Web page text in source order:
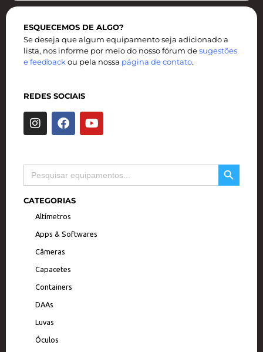
ESQUECEMOS DE ALGO?
Se deseja que algum equipamento seja adicionado a
lista, nos informe por meio do nosso fórum de sugestões
e feedback ou pela nossa página de contato.
REDES SOCIAIS
I
n
a
g
r
a
m
F
a
b
o
o
k
Y
o
u
b
e
Search
for:
SEARCH BUTTON
CATEGORIAS
Altímetros
Apps & Softwares
Câmeras
Capacetes
Containers
DAAs
Luvas
Óculos